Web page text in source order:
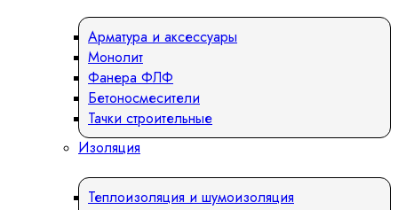
Арматура и аксессуары
Монолит
Фанера ФЛФ
Бетоносмесители
Тачки строительные
Изоляция
Теплоизоляция и шумоизоляция